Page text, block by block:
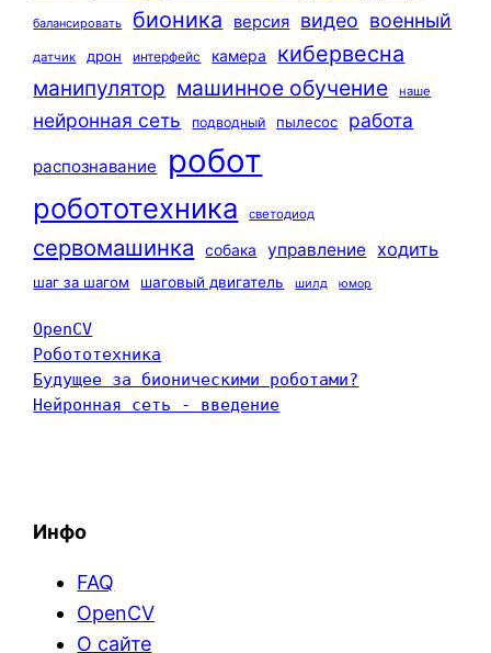
балансировать бионика версия видео военный
датчик дрон интерфейс камера кибервесна
манипулятор машинное обучение наше
нейронная сеть подводный пылесос работа
распознавание робот
робототехника светодиод
сервомашинка собака управление ходить
шаг за шагом шаговый двигатель шилд юмор
OpenCV
Робототехника
Будущее за бионическими роботами?
Нейронная сеть - введение
Инфо
FAQ
OpenCV
О сайте